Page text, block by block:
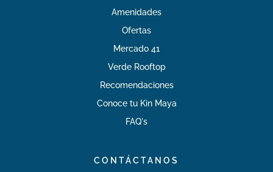
Amenidades
Ofertas
Mercado 41
Verde Rooftop
Recomendaciones
Conoce tu Kin Maya
FAQ's
CONTÁCTANOS